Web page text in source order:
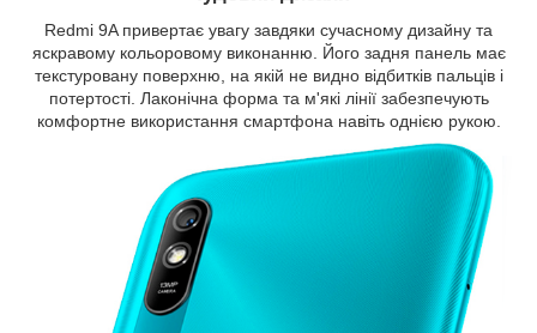
Redmi 9A привертає увагу завдяки сучасному дизайну та
яскравому кольоровому виконанню. Його задня панель має
текстуровану поверхню, на якій не видно відбитків пальців і
потертості. Лаконічна форма та м'які лінії забезпечують
комфортне використання смартфона навіть однією рукою.